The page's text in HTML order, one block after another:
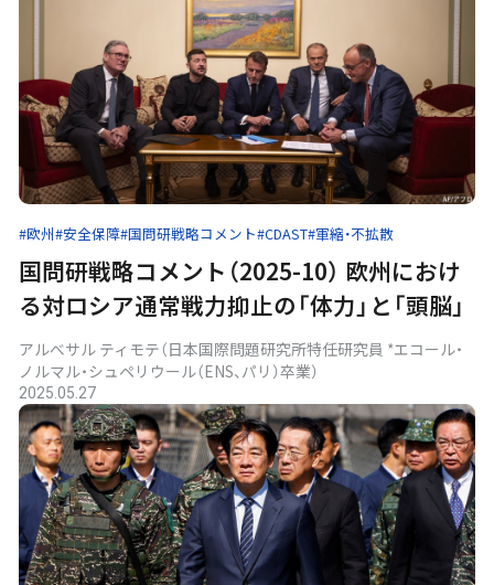
#欧州#安全保障#国問研戦略コメント#CDAST#軍縮・不拡散
国問研戦略コメント（2025-10） 欧州におけ
る対ロシア通常戦力抑止の「体力」と「頭脳」
アルべサル ティモテ（日本国際問題研究所特任研究員 *エコール・
ノルマル・シュペリウール（ENS、パリ）卒業）
2025.05.27